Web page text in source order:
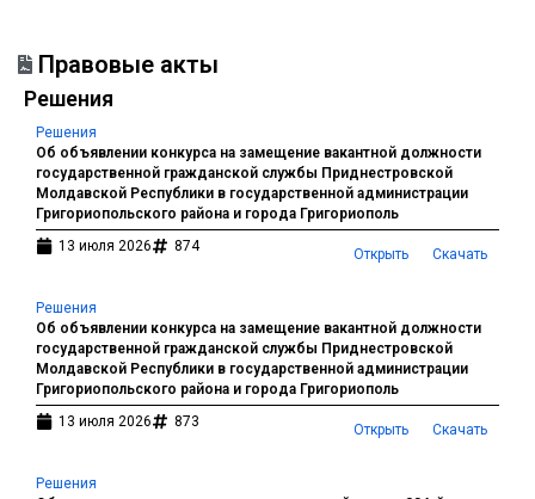
Правовые акты
Решения
Решения
Об объявлении конкурса на замещение вакантной должности
государственной гражданской службы Приднестровской
Молдавской Республики в государственной администрации
Григориопольского района и города Григориополь
13 июля 2026
874 Открыть Скачать
Решения
Об объявлении конкурса на замещение вакантной должности
государственной гражданской службы Приднестровской
Молдавской Республики в государственной администрации
Григориопольского района и города Григориополь
13 июля 2026
873 Открыть Скачать
Решения